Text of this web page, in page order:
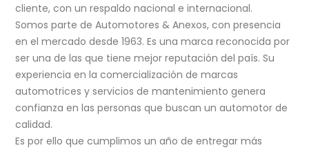
cliente, con un respaldo nacional e internacional.
Somos parte de Automotores & Anexos, con presencia
en el mercado desde 1963. Es una marca reconocida por
ser una de las que tiene mejor reputación del país. Su
experiencia en la comercialización de marcas
automotrices y servicios de mantenimiento genera
confianza en las personas que buscan un automotor de
calidad.
Es por ello que cumplimos un año de entregar más